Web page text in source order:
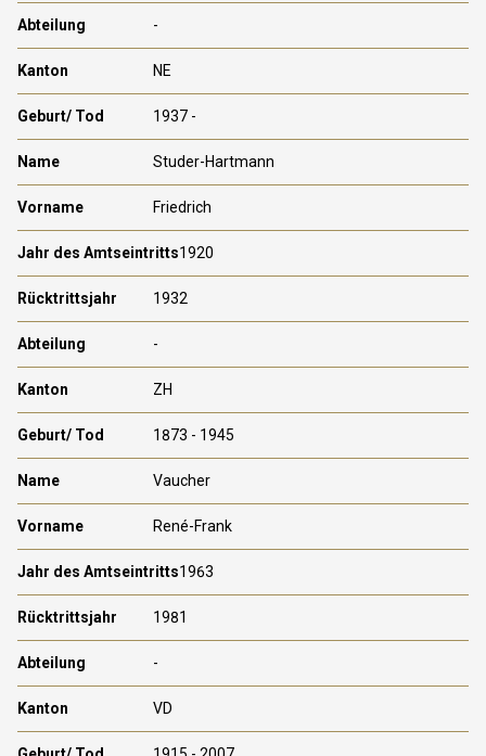
-
NE
1937 -
Studer-Hartmann
Friedrich
1920
1932
-
ZH
1873 - 1945
Vaucher
René-Frank
1963
1981
-
VD